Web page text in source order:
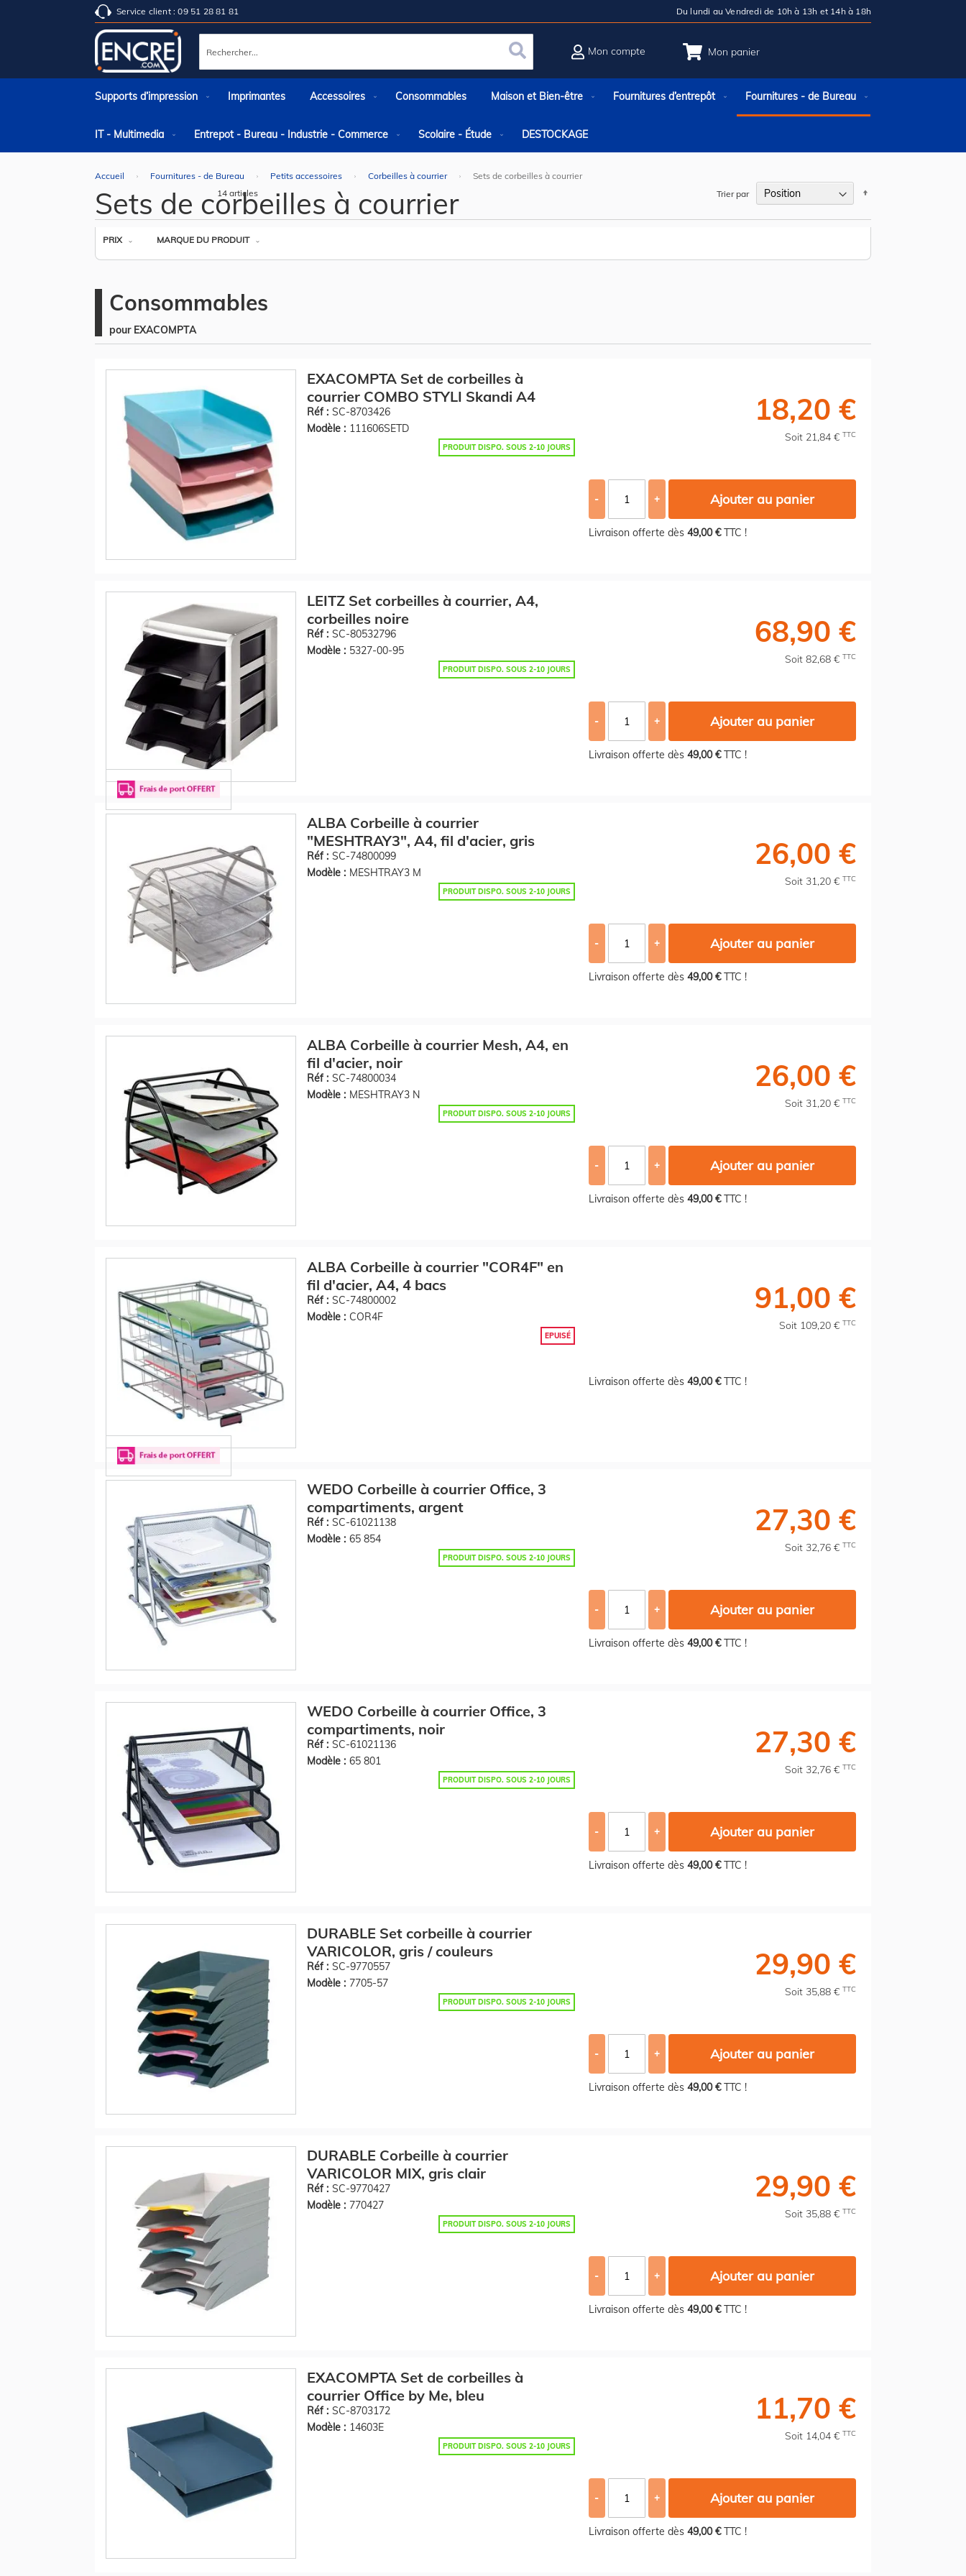
Service client : 09 51 28 81 81 Du lundi au Vendredi de 10h à 13h et 14h à 18h
Mon panier
Rechercher Rechercher
Mon compte
Supports d’impression Imprimantes Accessoires Consommables Maison et Bien-être Fournitures d’entrepôt Fournitures - de Bureau
IT - Multimedia Entrepot - Bureau - Industrie - Commerce Scolaire - Étude DESTOCKAGE
Accueil Fournitures - de Bureau Petits accessoires Corbeilles à courrier Sets de corbeilles à courrier
Sets de corbeilles à courrier
PRIX MARQUE DU PRODUIT
14 articles Trier par
Consommables
pour EXACOMPTA
EXACOMPTA Set de corbeilles à
courrier COMBO STYLI Skandi A4
Réf : SC-8703426
Modèle : 111606SETD
PRODUIT DISPO. SOUS 2-10 JOURS
18,20 €
Soit 21,84 € TTC
- + Ajouter au panier
Livraison offerte dès 49,00 €TTC !
LEITZ Set corbeilles à courrier, A4,
corbeilles noire
Réf : SC-80532796
Modèle : 5327-00-95
PRODUIT DISPO. SOUS 2-10 JOURS
68,90 €
Soit 82,68 € TTC
- + Ajouter au panier
Livraison offerte dès 49,00 €TTC !
ALBA Corbeille à courrier
"MESHTRAY3", A4, fil d'acier, gris
Réf : SC-74800099
Modèle : MESHTRAY3 M
PRODUIT DISPO. SOUS 2-10 JOURS
26,00 €
Soit 31,20 € TTC
- + Ajouter au panier
Livraison offerte dès 49,00 €TTC !
ALBA Corbeille à courrier Mesh, A4, en
fil d'acier, noir
Réf : SC-74800034
Modèle : MESHTRAY3 N
PRODUIT DISPO. SOUS 2-10 JOURS
26,00 €
Soit 31,20 € TTC
- + Ajouter au panier
Livraison offerte dès 49,00 €TTC !
ALBA Corbeille à courrier "COR4F" en
fil d'acier, A4, 4 bacs
Réf : SC-74800002
Modèle : COR4F
EPUISÉ
91,00 €
Soit 109,20 € TTC
Livraison offerte dès 49,00 €TTC !
WEDO Corbeille à courrier Office, 3
compartiments, argent
Réf : SC-61021138
Modèle : 65 854
PRODUIT DISPO. SOUS 2-10 JOURS
27,30 €
Soit 32,76 € TTC
- + Ajouter au panier
Livraison offerte dès 49,00 €TTC !
WEDO Corbeille à courrier Office, 3
compartiments, noir
Réf : SC-61021136
Modèle : 65 801
PRODUIT DISPO. SOUS 2-10 JOURS
27,30 €
Soit 32,76 € TTC
- + Ajouter au panier
Livraison offerte dès 49,00 €TTC !
DURABLE Set corbeille à courrier
VARICOLOR, gris / couleurs
Réf : SC-9770557
Modèle : 7705-57
PRODUIT DISPO. SOUS 2-10 JOURS
29,90 €
Soit 35,88 € TTC
- + Ajouter au panier
Livraison offerte dès 49,00 €TTC !
DURABLE Corbeille à courrier
VARICOLOR MIX, gris clair
Réf : SC-9770427
Modèle : 770427
PRODUIT DISPO. SOUS 2-10 JOURS
29,90 €
Soit 35,88 € TTC
- + Ajouter au panier
Livraison offerte dès 49,00 €TTC !
EXACOMPTA Set de corbeilles à
courrier Office by Me, bleu
Réf : SC-8703172
Modèle : 14603E
PRODUIT DISPO. SOUS 2-10 JOURS
11,70 €
Soit 14,04 € TTC
- + Ajouter au panier
Livraison offerte dès 49,00 €TTC !